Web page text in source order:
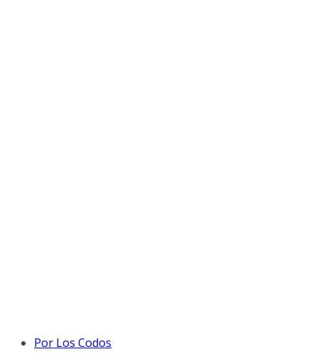
Por Los Codos